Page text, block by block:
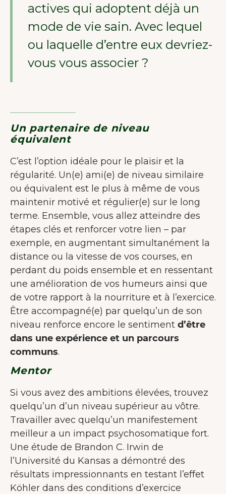
actives qui adoptent déjà un
mode de vie sain. Avec lequel
ou laquelle d’entre eux devriez-
vous vous associer ?
Un partenaire de niveau
équivalent
C’est l’option idéale pour le plaisir et la
régularité. Un(e) ami(e) de niveau similaire
ou équivalent est le plus à même de vous
maintenir motivé et régulier(e) sur le long
terme. Ensemble, vous allez atteindre des
étapes clés et renforcer votre lien – par
exemple, en augmentant simultanément la
distance ou la vitesse de vos courses, en
perdant du poids ensemble et en ressentant
une amélioration de vos humeurs ainsi que
de votre rapport à la nourriture et à l’exercice.
Être accompagné(e) par quelqu’un de son
niveau renforce encore le sentiment d’être
dans une expérience et un parcours
communs.
Mentor
Si vous avez des ambitions élevées, trouvez
quelqu’un d’un niveau supérieur au vôtre.
Travailler avec quelqu’un manifestement
meilleur a un impact psychosomatique fort.
Une étude de Brandon C. Irwin de
l’Université du Kansas a démontré des
résultats impressionnants en testant l’effet
Köhler dans des conditions d’exercice